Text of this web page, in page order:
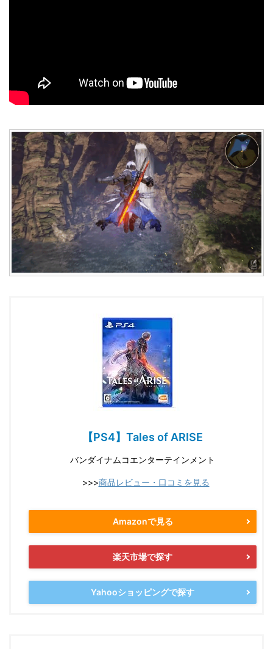
【PS4】Tales of ARISE
バンダイナムコエンターテインメント
>>>商品レビュー・口コミを見る
Amazonで見る
楽天市場で探す
Yahooショッピングで探す